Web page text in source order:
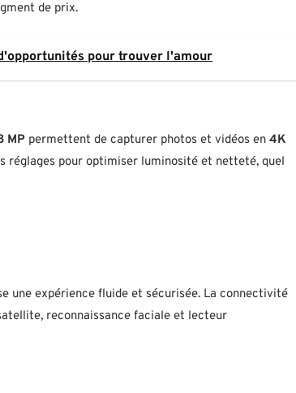
de prix.
pour trouver l'amour
MP permettent de capturer photos et vidéos en 4K
réglages pour optimiser luminosité et netteté, quel
une expérience fluide et sécurisée. La connectivité
reconnaissance faciale et lecteur